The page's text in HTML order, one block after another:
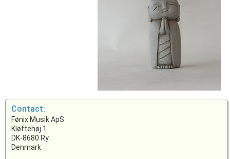
Contact:
Fønix Musik ApS
Kløftehøj 1
DK-8680 Ry
Denmark